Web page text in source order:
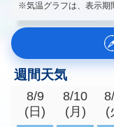
※気温グラフは、表示期
週間天気
8/9
(日)
8/10
(月)
(